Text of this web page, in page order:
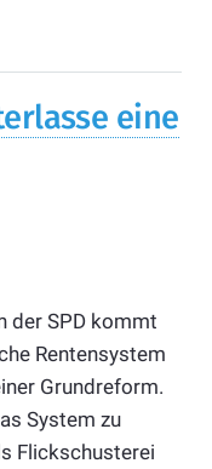
eine
der SPD kommt
Rentensystem
Grundreform.
System zu
Flickschusterei